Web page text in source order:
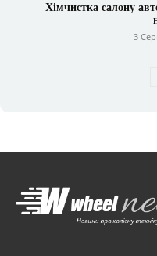
Хімчистка салону
3